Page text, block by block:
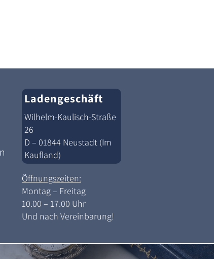
Ladengeschäft
Wilhelm-Kaulisch-Straße
26
D – 01844 Neustadt (Im
Kaufland)
Öffnungszeiten:
Montag – Freitag
10.00 – 17.00 Uhr
Und nach Vereinbarung!